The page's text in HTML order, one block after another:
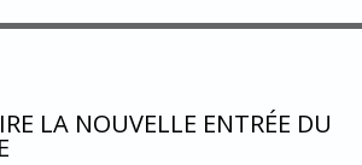
LA NOUVELLE ENTRÉE DU